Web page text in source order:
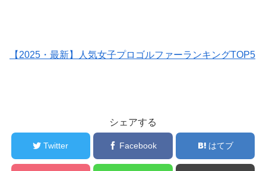
【2025・最新】人気女子プロゴルファーランキングTOP5
シェアする
Twitter Facebook はてブ